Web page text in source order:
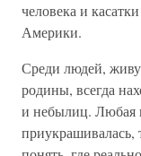
человека и
Америки.
Среди людей,
родины, всегда
и небылиц. Любая
приукрашивалась,